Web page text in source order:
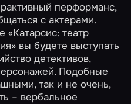
перформанс,
с актерами.
«Катарсис: театр
вы будете выступать
детективов,
Подобные
так и не очень,
– вербальное